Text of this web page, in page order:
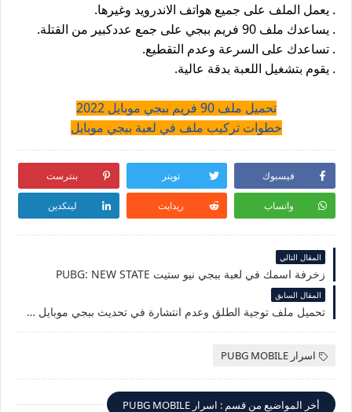
. يعمل الملف على جميع هواتف الاندرويد وغيرها.
. يساعدك ملف 90 فريم ببجي على جمع عددكبير من القتلة.
. تساعدك على السرعة وعدم التقطيع.
. يقوم بتشغيل اللعبة بدقة عالية.
تحميل ملف 90 فريم ببجي موبايل 2022
خطوات تركيب ملف في لعبة ببجي موبايل
فيسبوك تويتر بنترست
واتساب ريدايت لينكدين
المقال التالي
زخرفة اسمك في لعبة ببجي نيو ستيت PUBG: NEW STATE
المقال السابق
تحميل ملف توجية الطلق وعدم انتشارة في تحديث ببجي موبايل 1.8 رجل العنكبوت 2022
اسرار PUBG MOBILE
أخر المواضيع من قسم : اسرار PUBG MOBILE